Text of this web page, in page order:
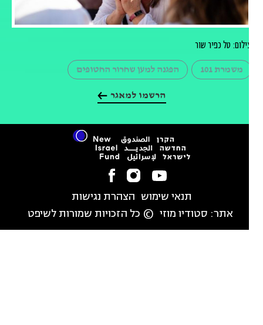
טל כפיר שור
משמרת 101 הפגנה למען שחרור החטופים
הרשמו למאגר
תנאי שימוש הצהרת נגישות
אתר:סטודיו מוזי © כל הזכויות שמורות לשיפט